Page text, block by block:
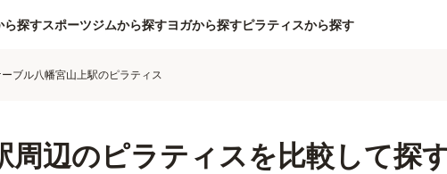
ら探すスポーツジムから探すヨガから探すピラティスから探す
ブル八幡宮山上駅のピラティス
周辺のピラティスを比較して探